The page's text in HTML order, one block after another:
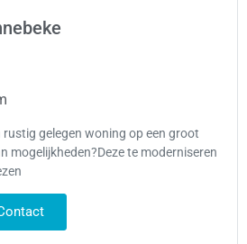
rustig gelegen woning op een groot
mogelijkheden?Deze te moderniseren